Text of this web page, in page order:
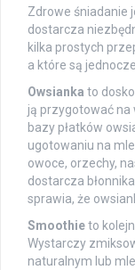
Zdrowe śniadanie
dostarcza
kilka prostych
a które są
Owsianka to
ją przygotować na
bazy płatków
ugotowaniu na
owoce, orzechy,
dostarcza
sprawia, że
Smoothieto
Wystarczy
naturalnym lub